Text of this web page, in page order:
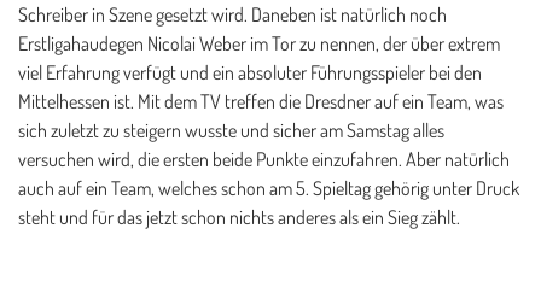
Schreiber in Szene gesetzt wird. Daneben ist natürlich noch
Erstligahaudegen Nicolai Weber im Tor zu nennen, der über extrem
viel Erfahrung verfügt und ein absoluter Führungsspieler bei den
Mittelhessen ist. Mit dem TV treffen die Dresdner auf ein Team, was
sich zuletzt zu steigern wusste und sicher am Samstag alles
versuchen wird, die ersten beide Punkte einzufahren. Aber natürlich
auch auf ein Team, welches schon am 5. Spieltag gehörig unter Druck
steht und für das jetzt schon nichts anderes als ein Sieg zählt.